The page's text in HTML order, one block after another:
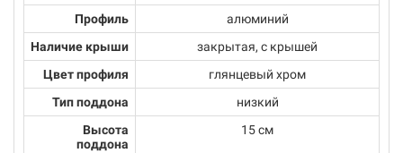
Профиль
алюминий
Наличие крыши
закрытая, с крышей
Цвет профиля
глянцевый хром
Тип поддона
низкий
Высота
поддона
15 см